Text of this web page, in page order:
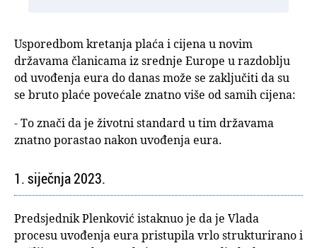
Usporedbom kretanja plaća i cijena u novim
državama članicama iz srednje Europe u razdoblju
od uvođenja eura do danas može se zaključiti da su
se bruto plaće povećale znatno više od samih cijena:
- To znači da je životni standard u tim državama
znatno porastao nakon uvođenja eura.
1. siječnja 2023.
Predsjednik Plenković istaknuo je da je Vlada
procesu uvođenja eura pristupila vrlo strukturirano i